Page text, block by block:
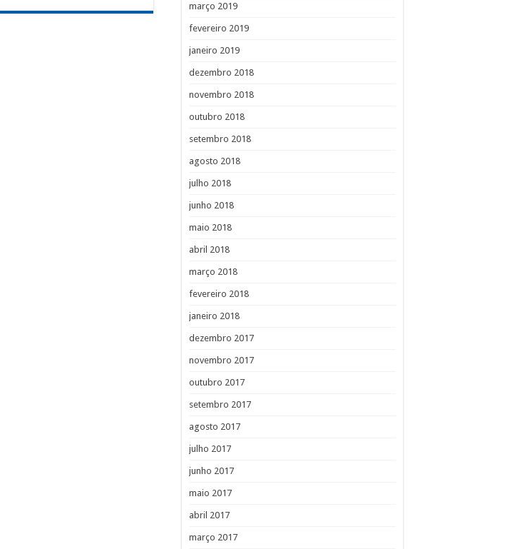
março 2019
fevereiro 2019
janeiro 2019
dezembro 2018
novembro 2018
outubro 2018
setembro 2018
agosto 2018
julho 2018
junho 2018
maio 2018
abril 2018
março 2018
fevereiro 2018
janeiro 2018
dezembro 2017
novembro 2017
outubro 2017
setembro 2017
agosto 2017
julho 2017
junho 2017
maio 2017
abril 2017
março 2017